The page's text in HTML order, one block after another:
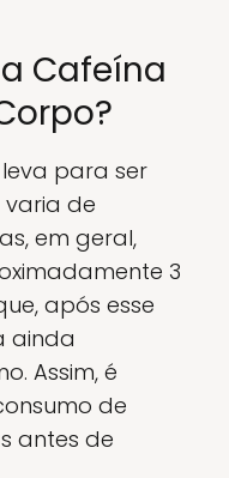
Cafeína
para ser
de
em geral,
3
após esse
ainda
Assim, é
de
antes de